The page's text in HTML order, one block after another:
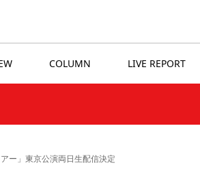
COLUMN LIVE REPORT
ー」東京公演両日生配信決定